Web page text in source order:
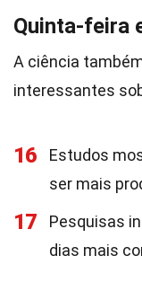
Quinta-feira
A ciência
interessantes
16
Estudos
ser mais
17
Pesquisas
dias mais